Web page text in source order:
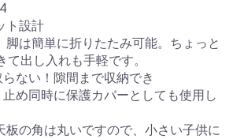
設計
は簡単に折りたたみ可能。ちょっと
て出し入れも手軽です。
ない！隙間まで収納でき
め同時に保護カバーとしても使用し
板の角は丸いですので、小さい子供に